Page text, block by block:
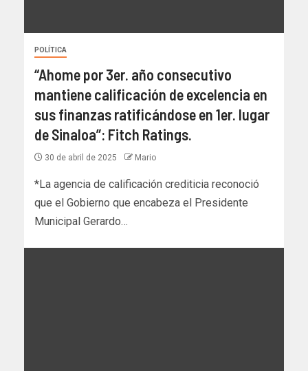
POLÍTICA
“Ahome por 3er. año consecutivo
mantiene calificación de excelencia en
sus finanzas ratificándose en 1er. lugar
de Sinaloa”: Fitch Ratings.
30 de abril de 2025 Mario
*La agencia de calificación crediticia reconoció
que el Gobierno que encabeza el Presidente
Municipal Gerardo…